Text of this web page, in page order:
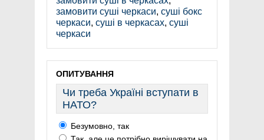
замовити суші черкаси, суші бокс
черкаси, суші в черкасах, суші
черкаси
ОПИТУВАННЯ
Чи треба Україні вступати в
НАТО?
Безумовно, так